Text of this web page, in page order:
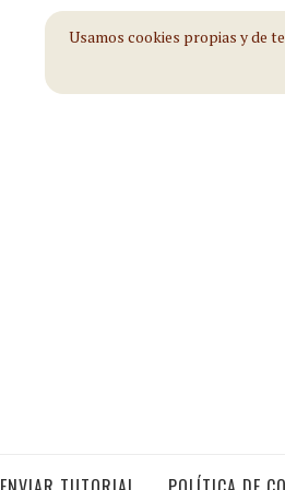
Usamos cookies propias y de